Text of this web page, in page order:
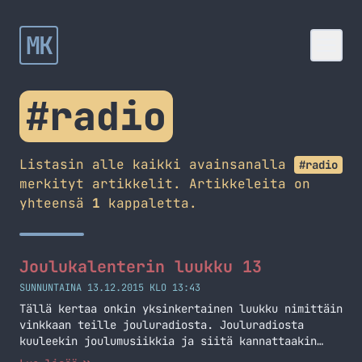
MK
#radio
Listasin alle kaikki avainsanalla #radio
merkityt artikkelit. Artikkeleita on
yhteensä 1 kappaletta.
Joulukalenterin luukku 13
SUNNUNTAINA 13.12.2015 KLO 13:43
Tällä kertaa onkin yksinkertainen luukku nimittäin
vinkkaan teille jouluradiosta. Jouluradiosta
kuuleekin joulumusiikkia ja siitä kannattaakin
lueskella enemmän jouluradion omilta